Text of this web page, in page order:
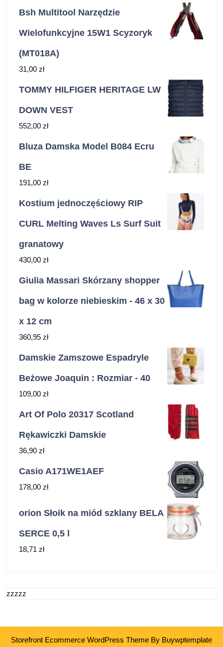
Bsh Multitool Narzędzie
Wielofunkcyjne 15W1 Scyzoryk
(MT018A)
31,00 zł
TOMMY HILFIGER HERITAGE LW
DOWN VEST
552,00 zł
Bluza Damska Model B084 Ecru
BE
191,00 zł
Kostium jednoczęściowy RIP
CURL Melting Waves Ls Surf Suit
granatowy
430,00 zł
Giulia Massari Skórzany shopper
bag w kolorze niebieskim - 46 x 30
x 12 cm
360,95 zł
Damskie Zamszowe Espadryle
Beżowe Joaquin : Rozmiar - 40
109,00 zł
Art Of Polo 20317 Scotland
Rękawiczki Damskie
36,90 zł
Casio A171WE1AEF
178,00 zł
orion Słoik na miód szklany BELA
SERCE 0,5 l
18,71 zł
zzzzz
Storefront Ecommerce WordPress Theme By Buywptemplate